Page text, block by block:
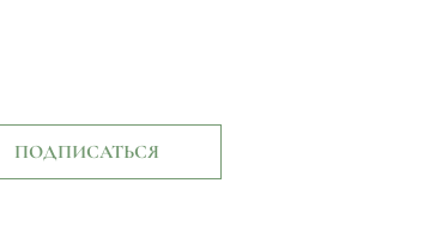
ПОДПИСАТЬСЯ